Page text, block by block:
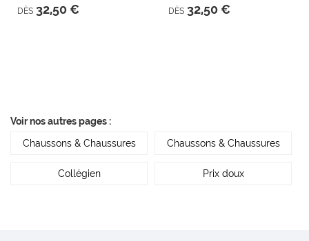
DÈS 32,50 € DÈS 32,50 €
Voir nos autres pages :
Chaussons & Chaussures
Chaussons & Chaussures
Collégien Prix doux